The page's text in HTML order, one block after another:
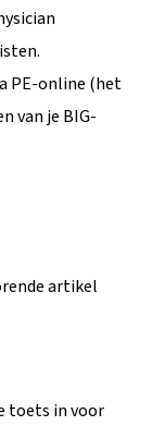
PE-online (het
van je BIG-
artikel
toets in voor